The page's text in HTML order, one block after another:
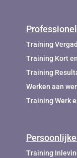
Training
Training Kort
Training
Werken aan
Training Werk
Training